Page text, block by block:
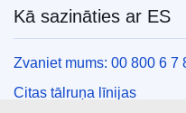
Kā sazināties ar ES
Zvaniet mums: 00 800 6 7
Citas tālruņa līnijas